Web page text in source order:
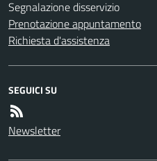
Segnalazione disservizio
Prenotazione appuntamento
Richiesta d'assistenza
SEGUICI SU
Newsletter